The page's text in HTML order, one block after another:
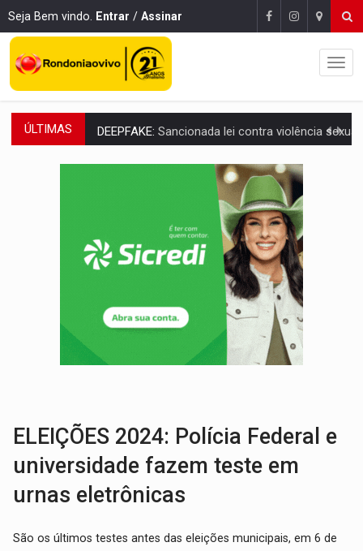
Seja Bem vindo. Entrar / Assinar
ÚLTIMAS DEEPFAKE: Sancionada lei contra violência sexual infantil na
COLEGIADO:Brasil e Rússia discutem energia nuclear, defesa e
Colisão entre caminhão e carro deixa quatro mortos e um em
Amazônia Negra ganha projeção nacional com participação de
PREVISÃO:Porto Velho tem chances de chuvas isoladas nesta
Assembleia Geral delibera greve da educação
PROCESSO SELETIVO: Rondoniaovivo abre oficina de Comunicação com
AGOSTO LILÁS: MPRO lança de portal e promove reflexão sobre trajetória da
ELEIÇÕES 2024: Polícia Federal e
universidade fazem teste em
urnas eletrônicas
São os últimos testes antes das eleições municipais, em 6 de